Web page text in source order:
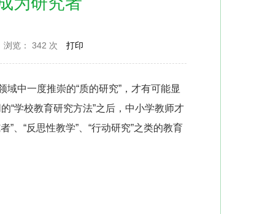
浏览： 342 次 打印
域中一度推崇的“质的研究”，才有可能显
“学校教育研究方法”之后，中小学教师才
”、“反思性教学”、“行动研究”之类的教育